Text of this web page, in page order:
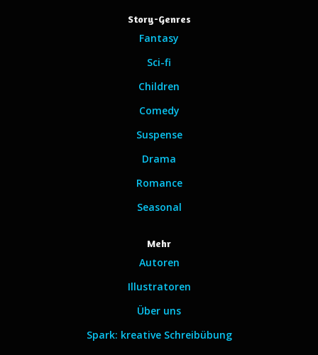
Story-Genres
Fantasy
Sci-fi
Children
Comedy
Suspense
Drama
Romance
Seasonal
Mehr
Autoren
Illustratoren
Über uns
Spark: kreative Schreibübung